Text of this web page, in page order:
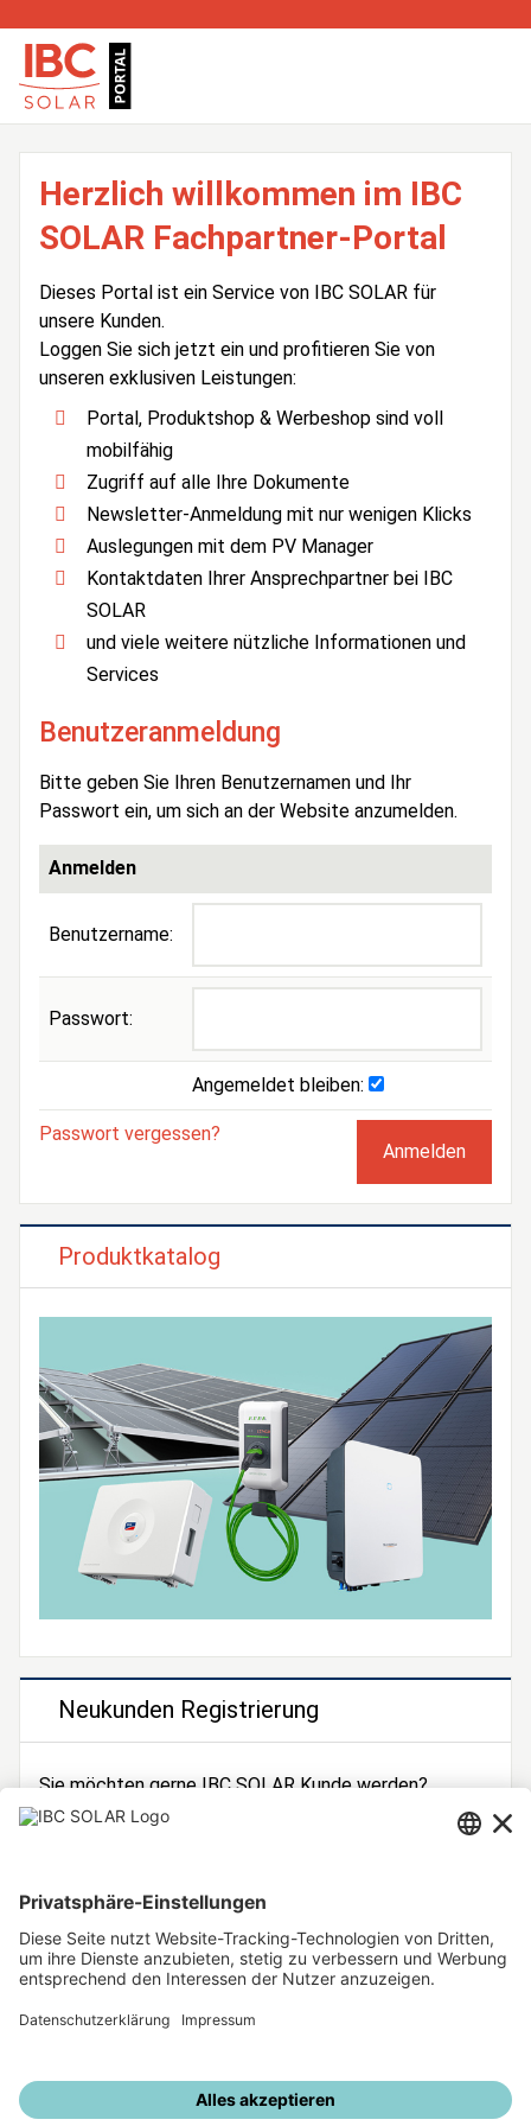
Herzlich willkommen im IBC
SOLAR Fachpartner-Portal
Dieses Portal ist ein Service von IBC SOLAR für
unsere Kunden.
Loggen Sie sich jetzt ein und profitieren Sie von
unseren exklusiven Leistungen:
Portal, Produktshop & Werbeshop sind voll
mobilfähig
Zugriff auf alle Ihre Dokumente
Newsletter-Anmeldung mit nur wenigen Klicks
Auslegungen mit dem PV Manager
Kontaktdaten Ihrer Ansprechpartner bei IBC
SOLAR
und viele weitere nützliche Informationen und
Services
Benutzeranmeldung
Bitte geben Sie Ihren Benutzernamen und Ihr
Passwort ein, um sich an der Website anzumelden.
Anmelden
Benutzername:
Passwort:
Angemeldet bleiben:
Passwort vergessen?
Produktkatalog
Neukunden Registrierung
Sie möchten gerne IBC SOLAR Kunde werden?
Dann registrieren Sie sich jetzt!
Unsere weiteren Angebote
IBC SOLAR Webseite